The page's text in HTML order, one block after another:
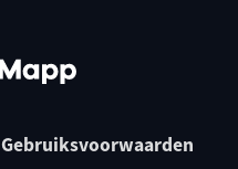
Gebruiksvoorwaarden